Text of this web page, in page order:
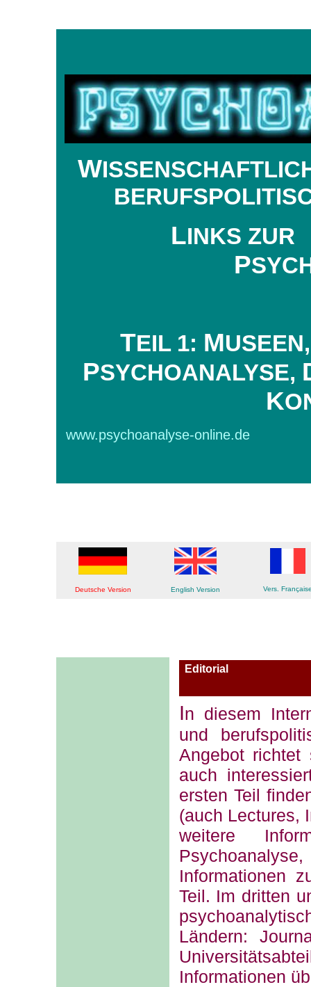
W
LINKS ZUR
P
TEIL 1: M
PSYCHOANALYSE,
K
Deutsche Version English Version Vers.
Editorial
In diesem
und
Angebot richtet
auch
ersten Teil
(auch Lectures,
weitere
Informationen
Teil. Im dritten
Ländern:
Informationen